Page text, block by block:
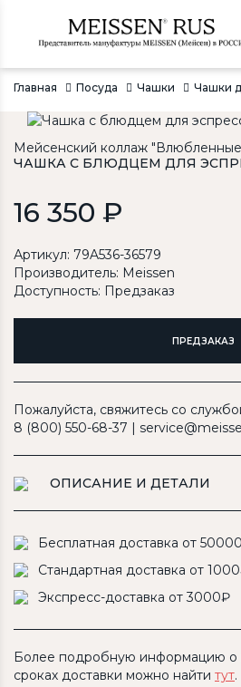
Главная Посуда Чашки Чашки
Мейсенский коллаж
ЧАШКА С БЛЮДЦЕМ ДЛЯ
16 350 ₽
Артикул: 79A536-36579
Производитель: Meissen
Доступность: Предзаказ
ПРЕДЗАКАЗ
Пожалуйста, свяжитесь со
8 (800) 550-68-37 |
ОПИСАНИЕ И ДЕТАЛИ
Бесплатная доставка от
Стандартная доставка от
Экспресс-доставка от 3000₽
Более подробную информацию о
сроках доставки можно найти тут.